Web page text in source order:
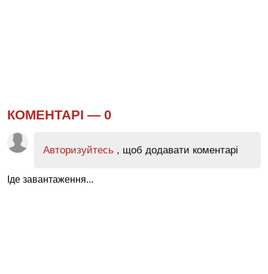
КОМЕНТАРІ — 0
Авторизуйтесь , щоб додавати коментарі
Іде завантаження...